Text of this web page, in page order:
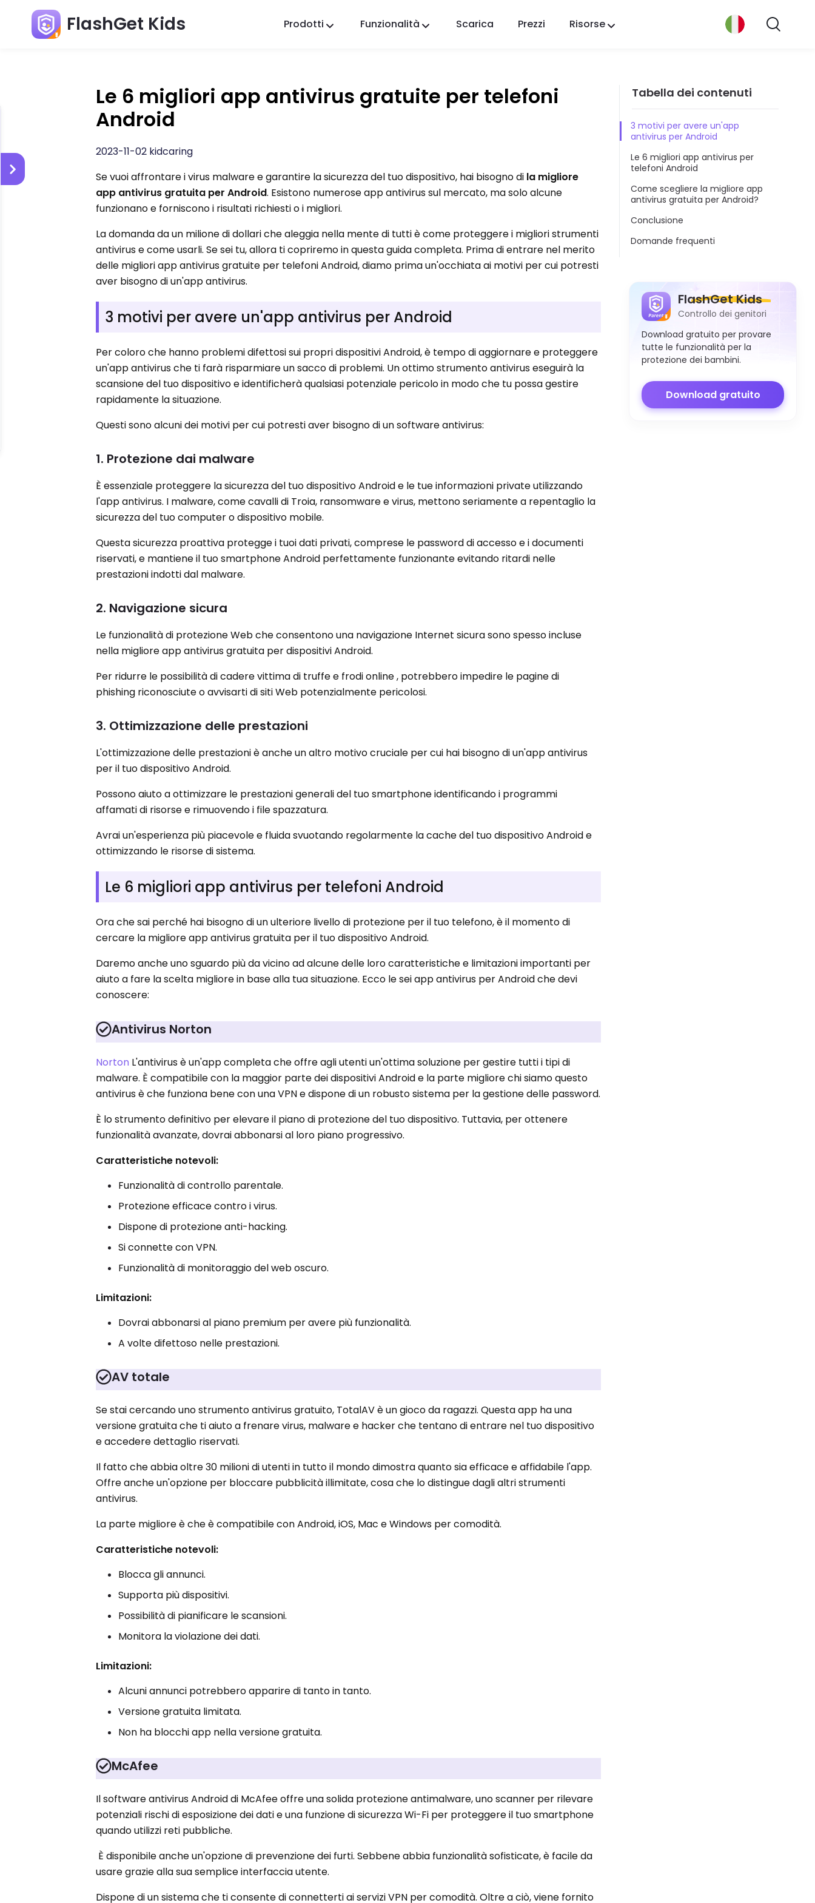
FlashGet Kids Prodotti
FlashGet Finder
Funzionalità Scarica Prezzi Risorse
Le 6 migliori app antivirus gratuite per telefoni
Android
2023-11-02 kidcaring
Se vuoi affrontare i virus malware e garantire la sicurezza del tuo dispositivo, hai bisogno di la migliore
app antivirus gratuita per Android. Esistono numerose app antivirus sul mercato, ma solo alcune
funzionano e forniscono i risultati richiesti o i migliori.
La domanda da un milione di dollari che aleggia nella mente di tutti è come proteggere i migliori strumenti
antivirus e come usarli. Se sei tu, allora ti copriremo in questa guida completa. Prima di entrare nel merito
delle migliori app antivirus gratuite per telefoni Android, diamo prima un'occhiata ai motivi per cui potresti
aver bisogno di un'app antivirus.
3 motivi per avere un'app antivirus per Android
Per coloro che hanno problemi difettosi sui propri dispositivi Android, è tempo di aggiornare e proteggere
un'app antivirus che ti farà risparmiare un sacco di problemi. Un ottimo strumento antivirus eseguirà la
scansione del tuo dispositivo e identificherà qualsiasi potenziale pericolo in modo che tu possa gestire
rapidamente la situazione.
Questi sono alcuni dei motivi per cui potresti aver bisogno di un software antivirus:
1. Protezione dai malware
È essenziale proteggere la sicurezza del tuo dispositivo Android e le tue informazioni private utilizzando
l'app antivirus. I malware, come cavalli di Troia, ransomware e virus, mettono seriamente a repentaglio la
sicurezza del tuo computer o dispositivo mobile.
Questa sicurezza proattiva protegge i tuoi dati privati, comprese le password di accesso e i documenti
riservati, e mantiene il tuo smartphone Android perfettamente funzionante evitando ritardi nelle
prestazioni indotti dal malware.
2. Navigazione sicura
Le funzionalità di protezione Web che consentono una navigazione Internet sicura sono spesso incluse
nella migliore app antivirus gratuita per dispositivi Android.
Per ridurre le possibilità di cadere vittima di truffe e frodi online , potrebbero impedire le pagine di
phishing riconosciute o avvisarti di siti Web potenzialmente pericolosi.
3. Ottimizzazione delle prestazioni
L'ottimizzazione delle prestazioni è anche un altro motivo cruciale per cui hai bisogno di un'app antivirus
per il tuo dispositivo Android.
Possono aiuto a ottimizzare le prestazioni generali del tuo smartphone identificando i programmi
affamati di risorse e rimuovendo i file spazzatura.
Avrai un'esperienza più piacevole e fluida svuotando regolarmente la cache del tuo dispositivo Android e
ottimizzando le risorse di sistema.
Le 6 migliori app antivirus per telefoni Android
Ora che sai perché hai bisogno di un ulteriore livello di protezione per il tuo telefono, è il momento di
cercare la migliore app antivirus gratuita per il tuo dispositivo Android.
Daremo anche uno sguardo più da vicino ad alcune delle loro caratteristiche e limitazioni importanti per
aiuto a fare la scelta migliore in base alla tua situazione. Ecco le sei app antivirus per Android che devi
conoscere:
Antivirus Norton
Norton L'antivirus è un'app completa che offre agli utenti un'ottima soluzione per gestire tutti i tipi di
malware. È compatibile con la maggior parte dei dispositivi Android e la parte migliore chi siamo questo
antivirus è che funziona bene con una VPN e dispone di un robusto sistema per la gestione delle password.
È lo strumento definitivo per elevare il piano di protezione del tuo dispositivo. Tuttavia, per ottenere
funzionalità avanzate, dovrai abbonarsi al loro piano progressivo.
Caratteristiche notevoli:
Funzionalità di controllo parentale.
Protezione efficace contro i virus.
Dispone di protezione anti-hacking.
Si connette con VPN.
Funzionalità di monitoraggio del web oscuro.
Limitazioni:
Dovrai abbonarsi al piano premium per avere più funzionalità.
A volte difettoso nelle prestazioni.
AV totale
Se stai cercando uno strumento antivirus gratuito, TotalAV è un gioco da ragazzi. Questa app ha una
versione gratuita che ti aiuto a frenare virus, malware e hacker che tentano di entrare nel tuo dispositivo
e accedere dettaglio riservati.
Il fatto che abbia oltre 30 milioni di utenti in tutto il mondo dimostra quanto sia efficace e affidabile l'app.
Offre anche un'opzione per bloccare pubblicità illimitate, cosa che lo distingue dagli altri strumenti
antivirus.
La parte migliore è che è compatibile con Android, iOS, Mac e Windows per comodità.
Caratteristiche notevoli:
Blocca gli annunci.
Supporta più dispositivi.
Possibilità di pianificare le scansioni.
Monitora la violazione dei dati.
Limitazioni:
Alcuni annunci potrebbero apparire di tanto in tanto.
Versione gratuita limitata.
Non ha blocchi app nella versione gratuita.
McAfee
Il software antivirus Android di McAfee offre una solida protezione antimalware, uno scanner per rilevare
potenziali rischi di esposizione dei dati e una funzione di sicurezza Wi-Fi per proteggere il tuo smartphone
quando utilizzi reti pubbliche.
È disponibile anche un'opzione di prevenzione dei furti. Sebbene abbia funzionalità sofisticate, è facile da
usare grazie alla sua semplice interfaccia utente.
Dispone di un sistema che ti consente di connetterti ai servizi VPN per comodità. Oltre a ciò, viene fornito
Tabella dei contenuti
3 motivi per avere un'app
antivirus per Android
Le 6 migliori app antivirus per
telefoni Android
Come scegliere la migliore app
antivirus gratuita per Android?
Conclusione
Domande frequenti
FlashGet Kids
Controllo dei genitori
Download gratuito per provare
tutte le funzionalità per la
protezione dei bambini.
Download gratuito